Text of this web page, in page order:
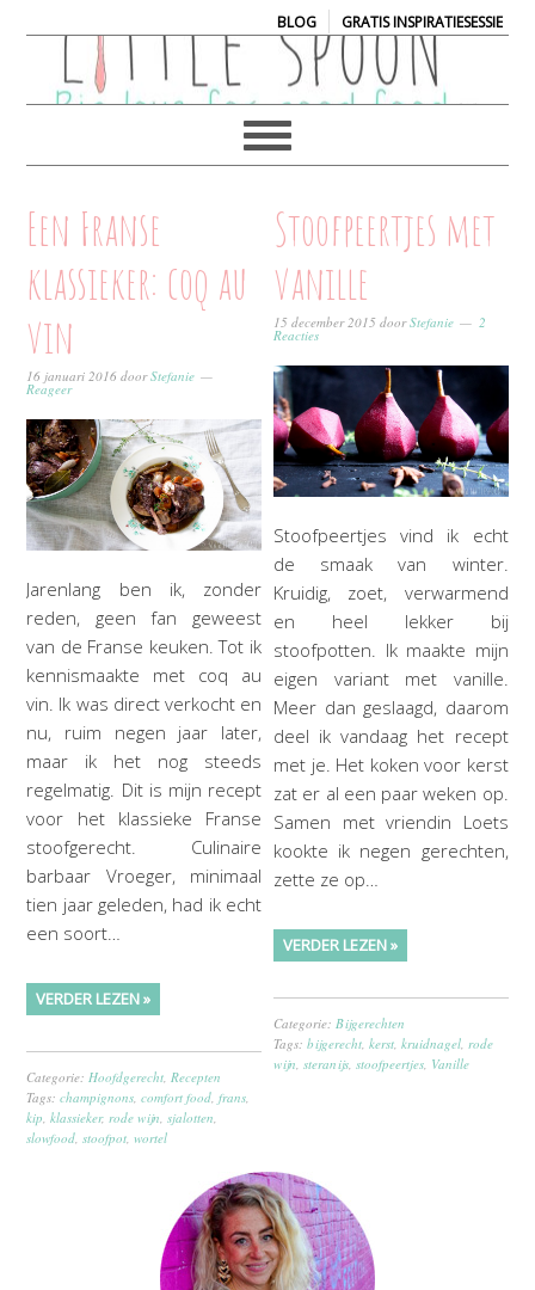
BLOG| GRATIS INSPIRATIESESSIE
Een Franse
klassieker: coq au
vin
16 januari 2016 doorStefanie
Reageer
Jarenlang ben ik, zonder
reden, geen fan geweest
van de Franse keuken. Tot ik
kennismaakte met coq au
vin. Ik was direct verkocht en
nu, ruim negen jaar later,
maar ik het nog steeds
regelmatig. Dit is mijn recept
voor het klassieke Franse
stoofgerecht. Culinaire
barbaar Vroeger, minimaal
tien jaar geleden, had ik echt
een soort…
VERDER LEZEN »
Categorie:Hoofdgerecht,Recepten
Tags:champignons,comfort food,frans,
kip,klassieker,rode wijn,sjalotten,
slowfood,stoofpot,wortel
Stoofpeertjes met
vanille
15 december 2015 doorStefanie 2
Reacties
Stoofpeertjes vind ik echt
de smaak van winter.
Kruidig, zoet, verwarmend
en heel lekker bij
stoofpotten. Ik maakte mijn
eigen variant met vanille.
Meer dan geslaagd, daarom
deel ik vandaag het recept
met je. Het koken voor kerst
zat er al een paar weken op.
Samen met vriendin Loets
kookte ik negen gerechten,
zette ze op…
VERDER LEZEN »
Categorie:Bijgerechten
Tags:bijgerecht,kerst,kruidnagel,rode
wijn,steranijs,stoofpeertjes, Vanille